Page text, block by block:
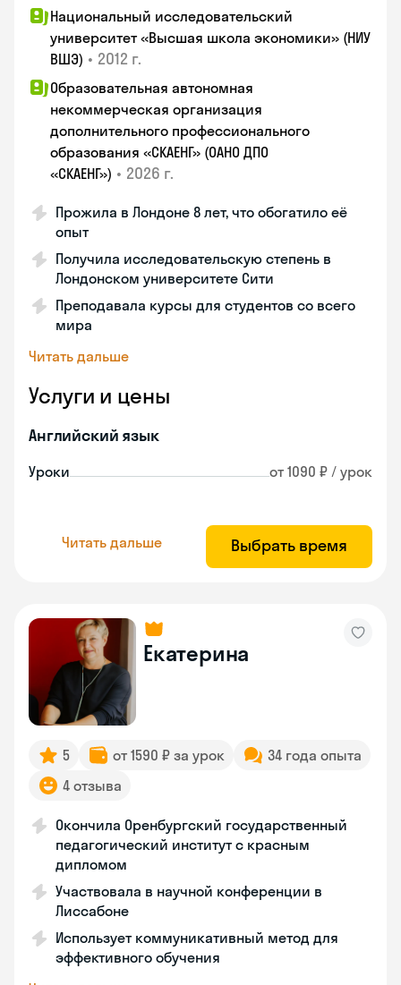
Национальный исследовательский
университет «Высшая школа экономики» (НИУ
ВШЭ) • 2012 г.
Образовательная автономная
некоммерческая организация
дополнительного профессионального
образования «СКАЕНГ» (ОАНО ДПО
«СКАЕНГ») • 2026 г.
Прожила в Лондоне 8 лет, что обогатило её
опыт
Получила исследовательскую степень в
Лондонском университете Сити
Преподавала курсы для студентов со всего
мира
Читать дальше
Услуги и цены
Английский язык
Уроки от 1090 ₽ / урок
Читать дальше Выбрать время
Екатерина
5 от 1590 ₽ за урок
34 года опыта
4 отзыва
Окончила Оренбургский государственный
педагогический институт с красным
дипломом
Участвовала в научной конференции в
Лиссабоне
Использует коммуникативный метод для
эффективного обучения